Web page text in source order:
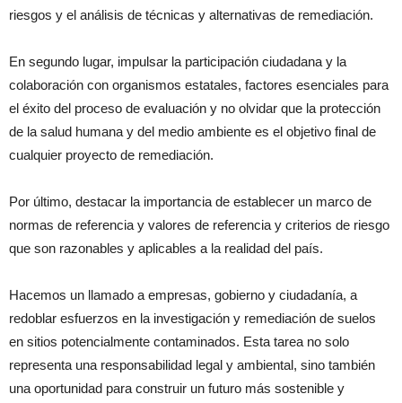
riesgos y el análisis de técnicas y alternativas de remediación.
En segundo lugar, impulsar la participación ciudadana y la
colaboración con organismos estatales, factores esenciales para
el éxito del proceso de evaluación y no olvidar que la protección
de la salud humana y del medio ambiente es el objetivo final de
cualquier proyecto de remediación.
Por último, destacar la importancia de establecer un marco de
normas de referencia y valores de referencia y criterios de riesgo
que son razonables y aplicables a la realidad del país.
Hacemos un llamado a empresas, gobierno y ciudadanía, a
redoblar esfuerzos en la investigación y remediación de suelos
en sitios potencialmente contaminados. Esta tarea no solo
representa una responsabilidad legal y ambiental, sino también
una oportunidad para construir un futuro más sostenible y